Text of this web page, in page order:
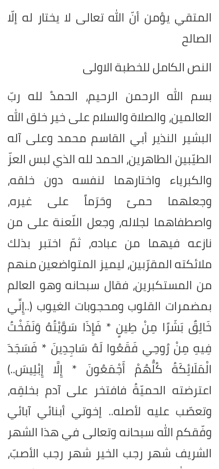
المتقي يؤمن أنّ الله تعالى لا يختار له إلّا
الصالح
النص الكامل للخطبة الاولى
بسم الله الرحمن الرحيم، الحمدُ لله ربّ
العالمين، والصلاة والسلام على خير خلق الله
البشير النذير أبي القاسم محمد وعلى آله
الطيّبين الطاهرين، الحمد لله الذي لبس العزّ
والكبرياء واختارهما لنفسه دون خلقه،
وجعلهما حمىً وحَرَماً على غيره،
واصطفاهما لجلاله، وجعل اللّعنة على من
نازعه فيهما من عباده، ثمّ اختبر بذلك
ملائكته المقرّبين، ليميز المتواضعين منهم
من المستكبرين، فقال سبحانه وهو العالم
بمضمرات القلوب ومحجوبات الغيوب (..إِنِّي
خَالِقٌ بَشَرًا مِنْ طِينٍ * فَإِذَا سَوَّيْتُهُ وَنَفَخْتُ
فِيهِ مِنْ رُوحِي فَقَعُوا لَهُ سَاجِدِينَ * فَسَجَدَ
الْمَلَائِكَةُ كُلُّهُمْ أَجْمَعُونَ * إِلَّا إِبْلِيسَ..)
اعترضته الحميّةُ فافتخر على آدم بخلقِه،
وتعصّب عليه لأصله.. إخوتي أبنائي آبائي
وفّقكم الله سبحانه وتعالى في هذا الشهر
الشريف شهر رجب الخير شهر رجب الأصبّ،